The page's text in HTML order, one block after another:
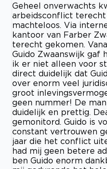
Geheel onverwachts
arbeidsconflict
machteloos. Via
kantoor van Farber
terecht gekomen.
Guido Zwaanswijk gaf
ik er niet alleen voor
direct duidelijk dat
over enorm veel
groot
geen nummer! De
duidelijk en prettig.
gemonitord. Guido is
constant vertrouwen
jaar die het conflict
had mij geen betere
ben Guido enorm